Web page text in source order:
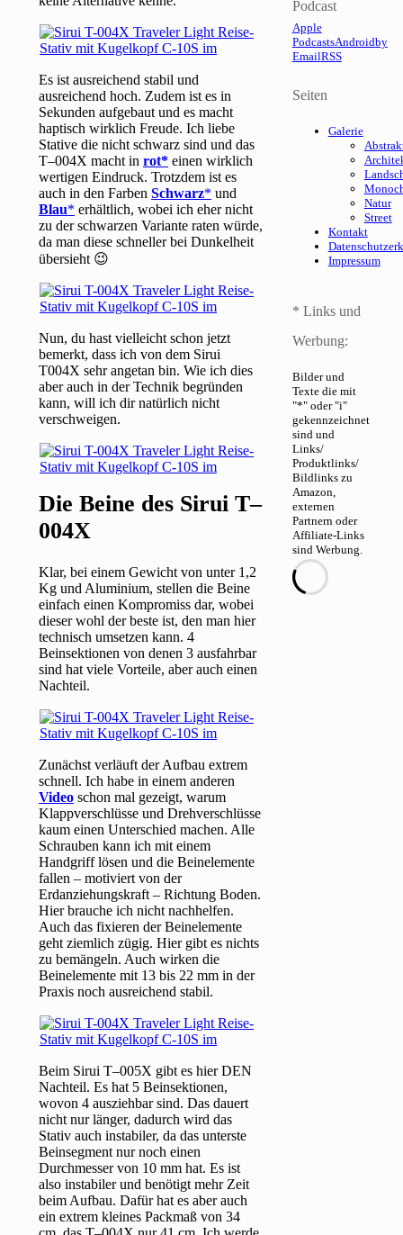
Es ist ausreichend stabil und
ausreichend hoch. Zudem ist es in
Sekunden aufgebaut und es macht
haptisch wirklich Freude. Ich liebe
Stative die nicht schwarz sind und das
T–004X macht inrot
einen wirklich
wertigen Eindruck. Trotzdem ist es
auch in den FarbenSchwarz
und
Blau
erhältlich, wobei ich eher nicht
zu der schwarzen Variante raten würde,
da man diese schneller bei Dunkelheit
übersieht 😉
Nun, du hast vielleicht schon jetzt
bemerkt, dass ich von dem Sirui
T004X sehr angetan bin. Wie ich dies
aber auch in der Technik begründen
kann, will ich dir natürlich nicht
verschweigen.
Die Beine des Sirui T–
004X
Klar, bei einem Gewicht von unter 1,2
Kg und Aluminium, stellen die Beine
einfach einen Kompromiss dar, wobei
dieser wohl der beste ist, den man hier
technisch umsetzen kann. 4
Beinsektionen von denen 3 ausfahrbar
sind hat viele Vorteile, aber auch einen
Nachteil.
Zunächst verläuft der Aufbau extrem
schnell. Ich habe in einem anderen
Video schon mal gezeigt, warum
Klappverschlüsse und Drehverschlüsse
kaum einen Unterschied machen. Alle
Schrauben kann ich mit einem
Handgriff lösen und die Beinelemente
fallen – motiviert von der
Erdanziehungskraft – Richtung Boden.
Hier brauche ich nicht nachhelfen.
Auch das fixieren der Beinelemente
geht ziemlich zügig. Hier gibt es nichts
zu bemängeln. Auch wirken die
Beinelemente mit 13 bis 22 mm in der
Praxis noch ausreichend stabil.
Beim Sirui T–005X gibt es hier DEN
Nachteil. Es hat 5 Beinsektionen,
wovon 4 ausziehbar sind. Das dauert
nicht nur länger, dadurch wird das
Stativ auch instabiler, da das unterste
Beinsegment nur noch einen
Durchmesser von 10 mm hat. Es ist
also instabiler und benötigt mehr Zeit
beim Aufbau. Dafür hat es aber auch
ein extrem kleines Packmaß von 34
Podcast
Apple
PodcastsAndroidby
EmailRSS
Seiten
Galerie
Natur
Street
Kontakt
Impressum
* Links und
Werbung:
Bilder und
Texte die mit
"*" oder "i"
gekennzeichnet
sind und
Links/
Produktlinks/
Bildlinks zu
Amazon,
externen
Partnern oder
Affiliate-Links
sind Werbung.